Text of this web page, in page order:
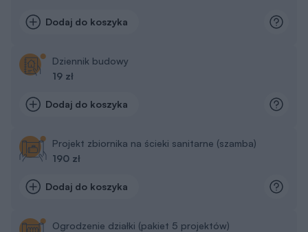
Dodaj do koszyka
Dziennik budowy
19 zł
Dodaj do koszyka
Projekt zbiornika na ścieki sanitarne (szamba)
190 zł
Dodaj do koszyka
Ogrodzenie działki (pakiet 5 projektów)